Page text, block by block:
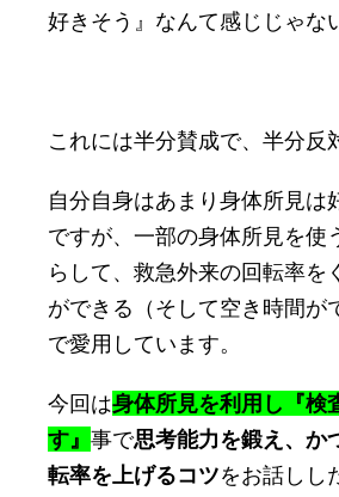
好きそう』なんて感じじゃな
これには半分賛成で、半分反
自分自身はあまり身体所見は
ですが、一部の身体所見を使
らして、救急外来の回転率を
ができる（そして空き時間が
で愛用しています。
今回は身体所見を利用 し 『
す』 事で思考能力を鍛え、か
転率を上げるコツをお話しし